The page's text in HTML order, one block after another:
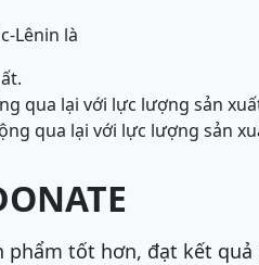
Lênin là
qua lại với lực lượng sản
qua lại với lực lượng sản
tốt hơn, đạt kết quả